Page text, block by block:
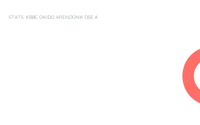
STATS: KBBC OKIDO ARENDONK DSE A